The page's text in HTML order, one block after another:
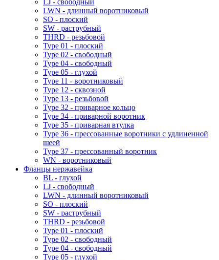
LJ - свободный
LWN - длинный воротниковый
SO - плоский
SW - раструбный
THRD - резьбовой
Type 01 - плоский
Type 02 - свободный
Type 04 - свободный
Type 05 - глухой
Type 11 - воротниковый
Type 12 - сквозной
Type 13 - резьбовой
Type 32 - приварное кольцо
Type 34 - приварной воротник
Type 35 - приварная втулка
Type 36 - прессованные воротники с удлиненной
шеей
Type 37 - прессованный воротник
WN - воротниковый
Фланцы нержавейка
BL - глухой
LJ - свободный
LWN - длинный воротниковый
SO - плоский
SW - раструбный
THRD - резьбовой
Type 01 - плоский
Type 02 - свободный
Type 04 - свободный
Type 05 - глухой